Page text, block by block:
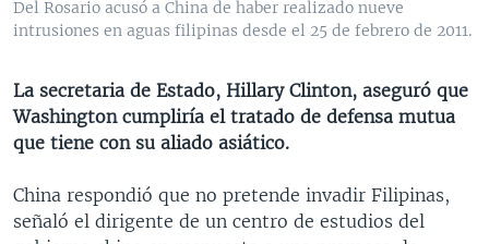
VENEZUELA
NICARAGUA
ECONOMÍA
TECNOLOGÍA
DEPORTES
MULTIMEDIA
FOTOGRAFÍA
AUDIOS
EL MUNDO AL DÍA
FORO INTERAMERICANO
LAS CLAVES
RADIO
AVANCE INFORMATIVO
BUENOS DÍAS AMÉRICA
DIRECT
Learning English
Del Rosario acusó a China de haber realizado nueve
intrusiones en aguas filipinas desde el 25 de febrero de 2011.
La secretaria de Estado, Hillary Clinton, aseguró que
Washington cumpliría el tratado de defensa mutua
que tiene con su aliado asiático.
China respondió que no pretende invadir Filipinas,
señaló el dirigente de un centro de estudios del